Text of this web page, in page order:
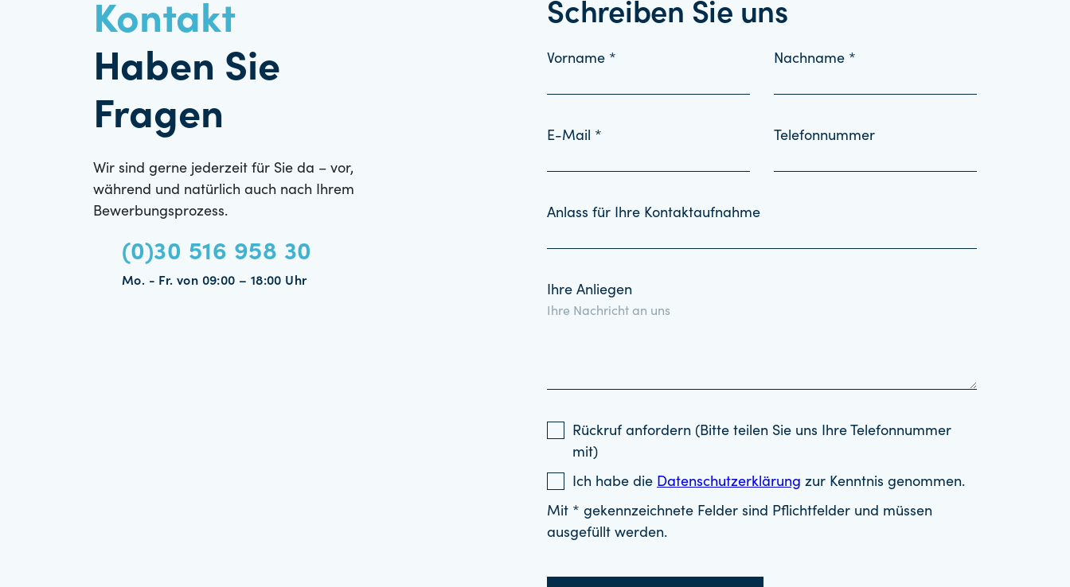
Kontakt
Haben Sie
Fragen
Wir sind gerne jederzeit für Sie da – vor,
während und natürlich auch nach Ihrem
Bewerbungsprozess.
(0)30 516 958 30
Mo. - Fr. von 09:00 – 18:00 Uhr
Schreiben Sie uns
Vorname * Nachname *
E-Mail * Telefonnummer
Anlass für Ihre Kontaktaufnahme
Ihre Anliegen
Rückruf anfordern (Bitte teilen Sie uns Ihre Telefonnummer
mit)
Ich habe die Datenschutzerklärung zur Kenntnis genommen.
Mit * gekennzeichnete Felder sind Pflichtfelder und müssen
ausgefüllt werden.